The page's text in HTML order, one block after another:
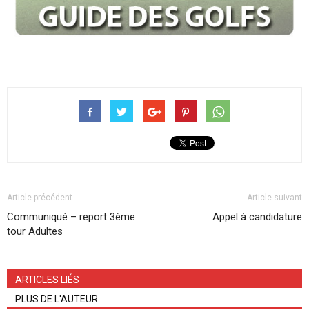
Article précédent
Communiqué – report 3ème
tour Adultes
Article suivant
Appel à candidature
ARTICLES LIÉS
PLUS DE L'AUTEUR